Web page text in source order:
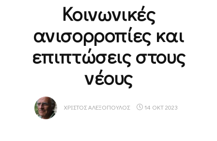
Κοινωνικές
ανισορροπίες και
επιπτώσεις στους
νέους
ΧΡΊΣΤΟΣ ΑΛΕΞΌΠΟΥΛΟΣ 14 ΟΚΤ 2023